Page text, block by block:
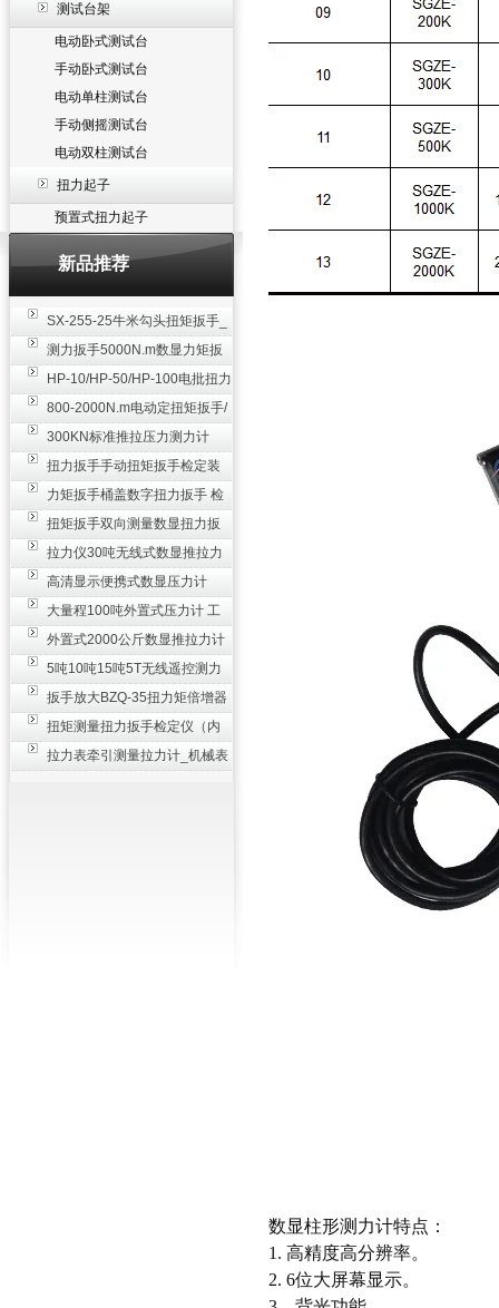
测试台架
电动卧式测试台
手动卧式测试台
电动单柱测试台
手动侧摇测试台
电动双柱测试台
扭力起子
预置式扭力起子
新品推荐
SX-255-25牛米勾头扭矩扳手_
螺栓紧固扭力扳手
测力扳手5000N.m数显力矩扳
手 非标扭力扳手工业级
HP-10/HP-50/HP-100电批扭力
测试仪,测量仪
800-2000N.m电动定扭矩扳手/
扭矩电动扳手
300KN标准推拉压力测力计
_0.3级数显压力仪
扭力扳手手动扭矩扳手检定装
置 50-100N扳手测量仪器
力矩扳手桶盖数字扭力扳手 检
测瓶盖拧紧扭矩工具
扭矩扳手双向测量数显扭力扳
手 2000N,m力矩扳手价格
拉力仪30吨无线式数显推拉力
计 数字显示测力计80T
高清显示便携式数显压力计
300N500n_手持电子测力计
大量程100吨外置式压力计 工
业用数显测力计价格
外置式2000公斤数显推拉力计
_数字拉力压力测试仪
5吨10吨15吨5T无线遥控测力
计_带遥控电子拉力计数显式
扳手放大BZQ-35扭力矩倍增器
_3500牛米扭力倍力器仪
扭矩测量扭力扳手检定仪（内
置打印） 扭矩检验仪器
拉力表牵引测量拉力计_机械表
数显柱形测力计特点：
1. 高精度高分辨率。
2. 6位大屏幕显示。